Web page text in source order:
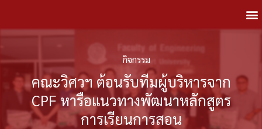
กิจกรรม
คณะวิศวฯ ต้อนรับทีมผู้บริหารจาก
CPF หารือแนวทางพัฒนาหลักสูตร
การเรียนการสอน